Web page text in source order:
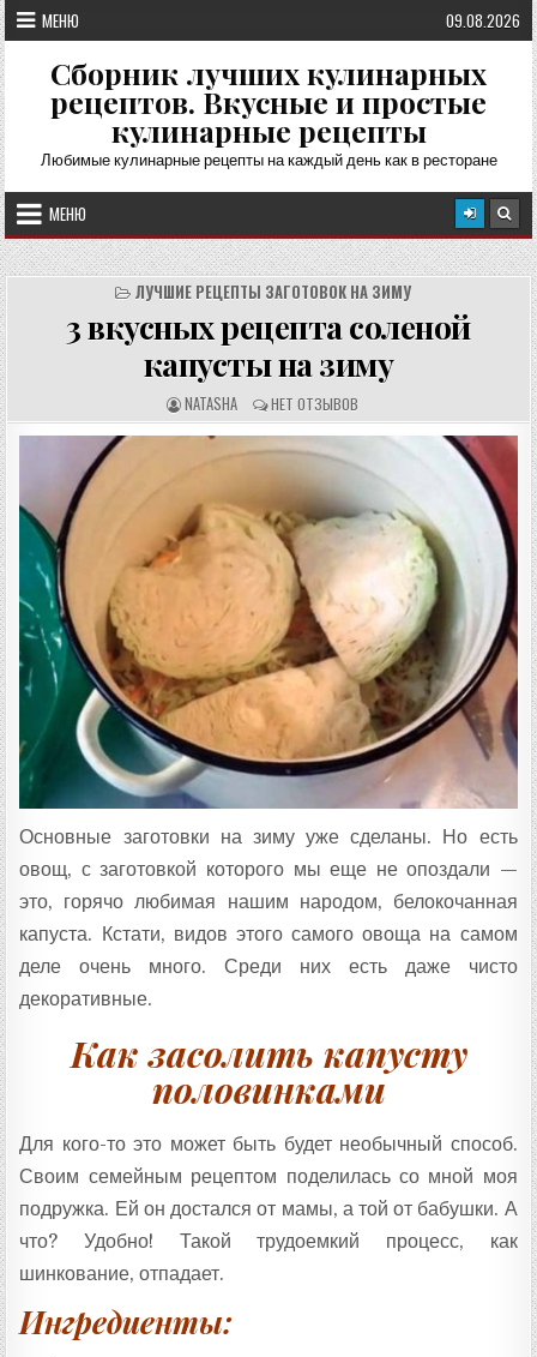
Перейти
к
содержимому
МЕНЮ 09.08.2026
Сборник лучших кулинарных
рецептов. Вкусные и простые
кулинарные рецепты
Любимые кулинарные рецепты на каждый день как в ресторане
МЕНЮ
ЛУЧШИЕ РЕЦЕПТЫ ЗАГОТОВОК НА ЗИМУ
3 вкусных рецепта соленой
капусты на зиму
А
В
Т
Е
П
Т
А
NATASHA О
Т
З
Ы
Ы
НЕТ ОТЗЫВОВ
Основные заготовки на зиму уже сделаны. Но есть
овощ, с заготовкой которого мы еще не опоздали —
это, горячо любимая нашим народом, белокочанная
капуста. Кстати, видов этого самого овоща на самом
деле очень много. Среди них есть даже чисто
декоративные.
Как засолить капусту
половинками
Для кого-то это может быть будет необычный способ.
Своим семейным рецептом поделилась со мной моя
подружка. Ей он достался от мамы, а той от бабушки. А
что? Удобно! Такой трудоемкий процесс, как
шинкование, отпадает.
Ингредиенты: